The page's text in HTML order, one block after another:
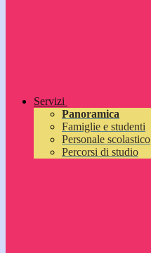
Servizi
Panoramica
Famiglie e studenti
Personale scolastico
Percorsi di studio